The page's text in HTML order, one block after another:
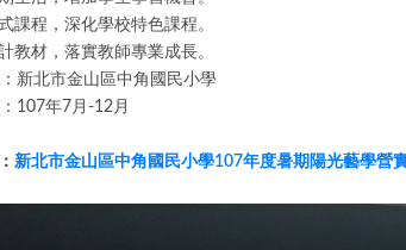
課程，深化學校特色課程。
教材，落實教師專業成長。
新北市金山區中角國民小學
107年7月-12月
新北市金山區中角國民小學107年度暑期陽光藝學營